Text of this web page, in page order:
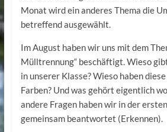
Monat wird ein anderes Thema die
betreffend ausgewählt.
Im August haben wir uns mit dem
Mülltrennung“ beschäftigt. Wieso
in unserer Klasse? Wieso haben
Farben? Und was gehört eigentlich
andere Fragen haben wir in der
gemeinsam beantwortet (Erkennen).